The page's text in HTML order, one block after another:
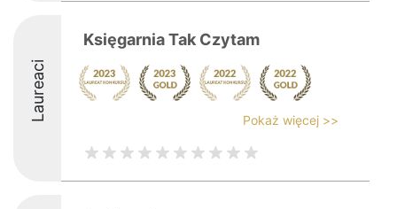
Laureaci
Księgarnia Tak Czytam
Pokaż więcej >>